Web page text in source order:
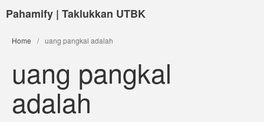
Pahamify | Taklukkan UTBK
Home / uang pangkal adalah
uang pangkal
adalah